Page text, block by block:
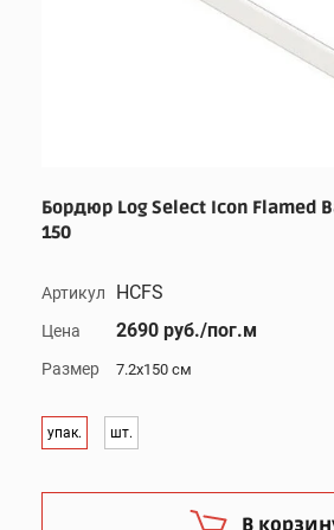
Бордюр Log Select Icon Flamed
150
Артикул HCFS
Цена 2690 руб./пог.м
Размер 7.2x150 см
упак. шт.
В